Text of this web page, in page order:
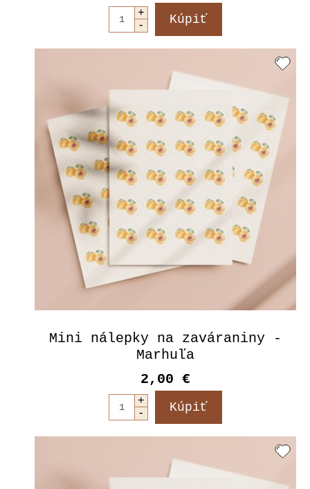
Mini nálepky na zaváraniny -
Marhuľa
2,00 €